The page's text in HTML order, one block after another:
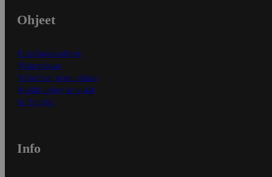
Ohjeet
Ensitilaajan ohjeet
Näin maksat
Näin tilaat ja muokkaat
Kaikki ohjeet ja vinkit
In English
Info